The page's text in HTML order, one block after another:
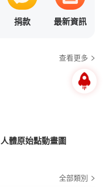
捐款 最新資訊
查看更多
人體原始點動畫圖
全部類別